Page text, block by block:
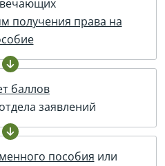
получения права на
баллов
заявлений
пособия или